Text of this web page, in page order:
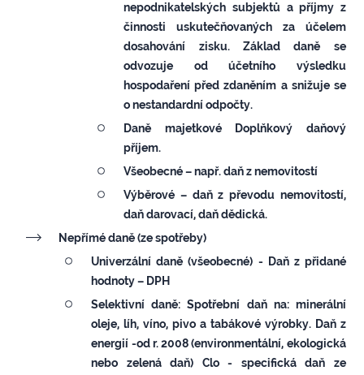
nepodnikatelských subjektů a příjmy z
činnosti uskutečňovaných za účelem
dosahování zisku. Základ daně se
odvozuje od účetního výsledku
hospodaření před zdaněním a snižuje se
o nestandardní odpočty.
Daně majetkové
Doplňkový daňový
příjem.
Všeobecné – např. daň z nemovitostí
Výběrové – daň z převodu nemovitostí,
daň darovací, daň dědická.
Nepřímé daně(ze spotřeby)
Univerzální daně (všeobecné) -
Daň z přidané
hodnoty – DPH
Selektivní daně:Spotřební daň na: minerální
oleje, líh, víno, pivo a tabákové výrobky. Daň z
energií -od r. 2008 (environmentální, ekologická
nebo zelená daň) Clo - specifická daň ze